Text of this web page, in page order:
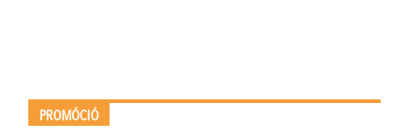
PROMÓCIÓ